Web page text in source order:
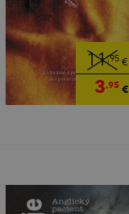
11,95€
3,95€